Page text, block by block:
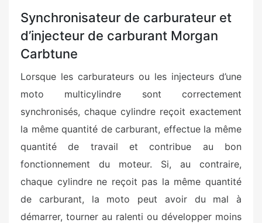
Synchronisateur de carburateur et
d’injecteur de carburant Morgan
Carbtune
Lorsque les carburateurs ou les injecteurs d’une
moto multicylindre sont correctement
synchronisés, chaque cylindre reçoit exactement
la même quantité de carburant, effectue la même
quantité de travail et contribue au bon
fonctionnement du moteur. Si, au contraire,
chaque cylindre ne reçoit pas la même quantité
de carburant, la moto peut avoir du mal à
démarrer, tourner au ralenti ou développer moins